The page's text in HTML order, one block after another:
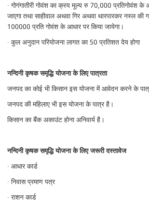
· गोगंगातीरी गोवंश का क्रय मूल्य रु 70,000 प्रतिगोवंश
जाएगा तथा साहीवाल अथवा गिर अथवा थारपारकर नस्ल
100000 प्रति गोवंश के आधार पर किया जायेगा।
· कुल अनुदान परियोजना लागत का 50 प्रतिशत देय होगा
नन्दिनी कृषक समृद्धि योजना के लिए पात्रता
जनपद का कोई भी किसान इस योजना में आवेदन करने के
जनपद की महिलाए भी इस योजना के पात्र है।
किसान का बैंक अकाउंट होना अनिवार्य है।
नन्दिनी कृषक समृद्धि योजना के लिए जरूरी दस्तावेज
· आधार कार्ड
· निवास प्रमाण पत्र
· राशन कार्ड